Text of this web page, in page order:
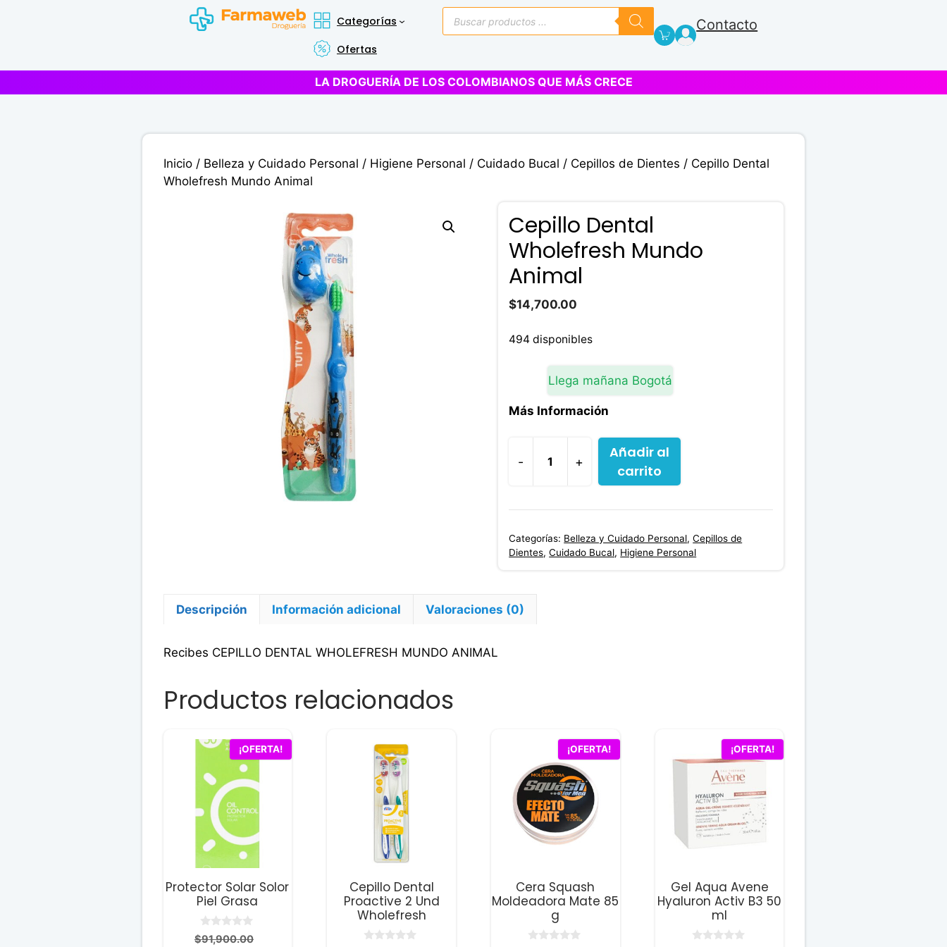
Categorías
Ofertas
Búsqueda
de
productos
Contacto
LA DROGUERÍA DE LOS COLOMBIANOS QUE MÁS CRECE
Inicio/ Belleza y Cuidado Personal / Higiene Personal / Cuidado Bucal / Cepillos de Dientes / Cepillo Dental
Wholefresh Mundo Animal
Cepillo Dental
Wholefresh Mundo
Animal
$14,700.00
494 disponibles
Llega mañana Bogotá
Más Información
-
Dental
Wholefresh
Animal
+
Añadir al
carrito
Categorías: Belleza y Cuidado Personal,Cepillos de
Dientes,Cuidado Bucal, Higiene Personal
Descripción Información adicional Valoraciones (0)
Recibes CEPILLO DENTAL WHOLEFRESH MUNDO ANIMAL
Productos relacionados
¡OFERTA!
Protector Solar Solor
Piel Grasa
0
d
$91,900.00
Cepillo Dental
Proactive 2 Und
Wholefresh
¡OFERTA!
Cera Squash
Moldeadora Mate 85
g
¡OFERTA!
Gel Aqua Avene
Hyaluron Activ B3 50
ml